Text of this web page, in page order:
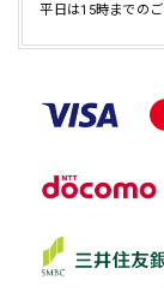
平日は15時までの